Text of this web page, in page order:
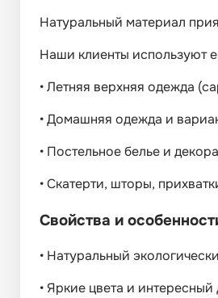
Натуральный материал
Наши клиенты используют
•Летняя верхняя одежда
•Домашняя одежда и
• Постельное белье и
•Скатерти, шторы,
Свойства и
• Натуральный
• Яркие цвета и интересный